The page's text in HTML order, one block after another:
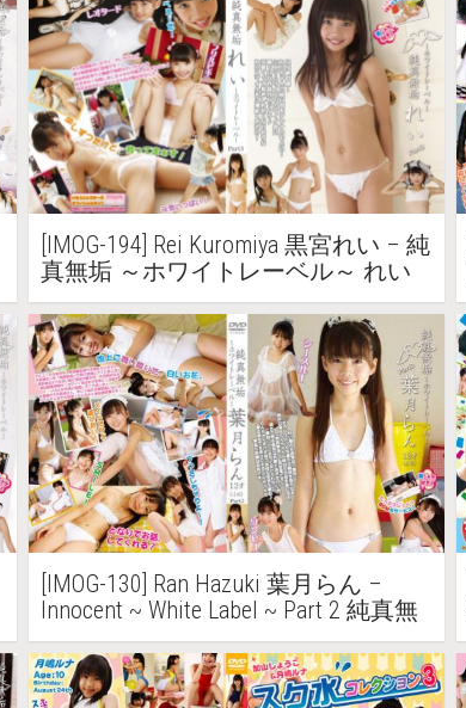
[IMOG-194] Rei Kuromiya 黒宮れい – 純
真無垢 ～ホワイトレーベル～ れい
Part3
[IMOG-130] Ran Hazuki 葉月らん –
Innocent ~ White Label ~ Part 2 純真無
垢 ～ホワイトレーベル～ Part 2